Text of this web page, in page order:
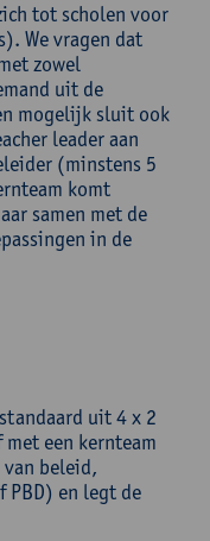
tot scholen voor
We vragen dat
zowel
uit de
mogelijk sluit ook
leader aan
(minstens 5
komt
samen met de
in de
uit 4 x 2
een kernteam
beleid,
PBD) en legt de